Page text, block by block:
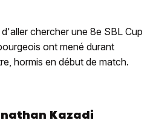
chercher une 8e SBL Cup
ont mené durant
hormis en début de match.
Kazadi